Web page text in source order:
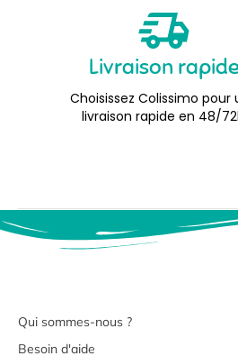
Livraison rapide
Choisissez Colissimo pour
livraison rapide en 48/
Qui sommes-nous ?
Besoin d'aide